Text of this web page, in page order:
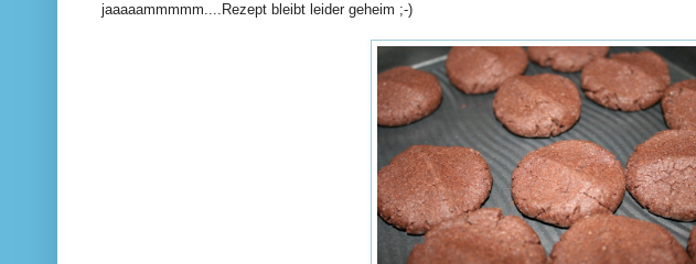
jaaaaammmmm....Rezept bleibt leider geheim ;-)